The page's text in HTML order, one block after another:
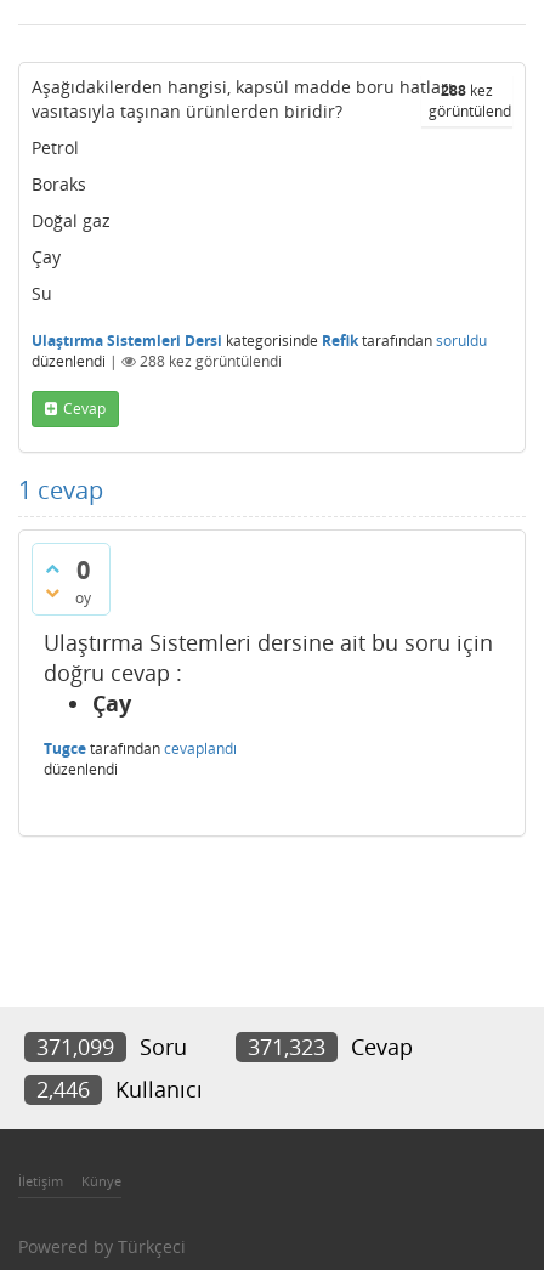
288 kez
görüntülendi
Aşağıdakilerden hangisi, kapsül madde boru hatları
vasıtasıyla taşınan ürünlerden biridir?
Petrol
Boraks
Doğal gaz
Çay
Su
Ulaştırma Sistemleri Dersi kategorisinde Refiktarafındansoruldu
düzenlendi | 288 kez görüntülendi
Cevap
1 cevap
0
oy
Ulaştırma Sistemleri dersine ait bu soru için
doğru cevap :
Çay
Tugcetarafındancevaplandı
düzenlendi
371,099 Soru 371,323
Cevap
2,446
Kullanıcı
İletişim Künye
Powered by Türkçeci